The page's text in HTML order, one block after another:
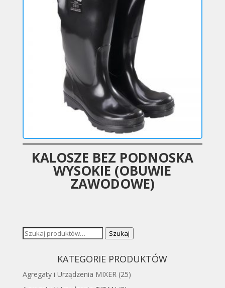
KALOSZE BEZ PODNOSKA
WYSOKIE (OBUWIE
ZAWODOWE)
Szukaj: Szukaj
KATEGORIE PRODUKTÓW
Agregaty i Urządzenia MIXER (25)